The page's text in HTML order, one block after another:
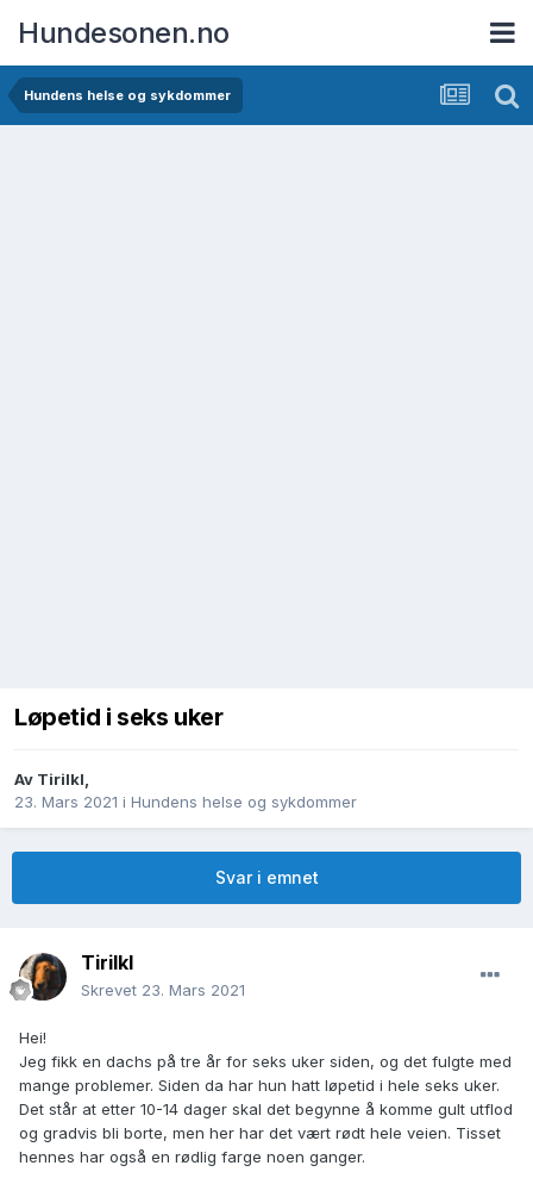
Hundesonen.no
Hundens helse og sykdommer
Løpetid i seks uker
Av Tirilkl,
23. Mars 2021 i Hundens helse og sykdommer
Svar i emnet
Tirilkl
Skrevet 23. Mars 2021
Hei!
Jeg fikk en dachs på tre år for seks uker siden, og det fulgte med
mange problemer. Siden da har hun hatt løpetid i hele seks uker.
Det står at etter 10-14 dager skal det begynne å komme gult utflod
og gradvis bli borte, men her har det vært rødt hele veien. Tisset
hennes har også en rødlig farge noen ganger.